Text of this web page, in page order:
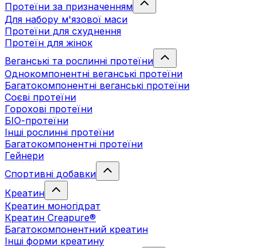
Протеїни за призначенням
Для набору м'язової маси
Протеїни для схуднення
Протеїн для жінок
Веганські та рослинні протеїни
Однокомпонентні веганські протеїни
Багатокомпонентні веганські протеїни
Cоєві протеїни
Горохові протеїни
БІО-протеїни
Інші рослинні протеїни
Багатокомпонентні протеїни
Гейнери
Спортивні добавки
Креатин
Креатин моногідрат
Креатин Creapure®
Багатокомпонентний креатин
Інші форми креатину